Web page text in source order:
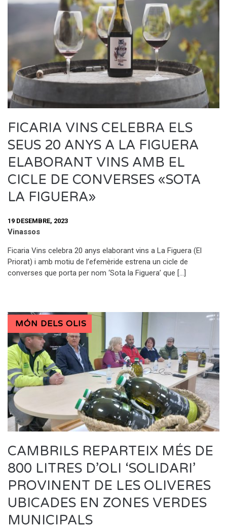
FICARIA VINS CELEBRA ELS
SEUS 20 ANYS A LA FIGUERA
ELABORANT VINS AMB EL
CICLE DE CONVERSES «SOTA
LA FIGUERA»
19 DESEMBRE, 2023
Vinassos
Ficaria Vins celebra 20 anys elaborant vins a La Figuera (El
Priorat) i amb motiu de l’efemèride estrena un cicle de
converses que porta per nom ‘Sota la Figuera’ que […]
MÓN DELS OLIS
CAMBRILS REPARTEIX MÉS DE
800 LITRES D’OLI ‘SOLIDARI’
PROVINENT DE LES OLIVERES
UBICADES EN ZONES VERDES
MUNICIPALS